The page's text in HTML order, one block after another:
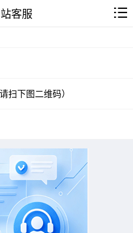
客服
扫下图二维码）